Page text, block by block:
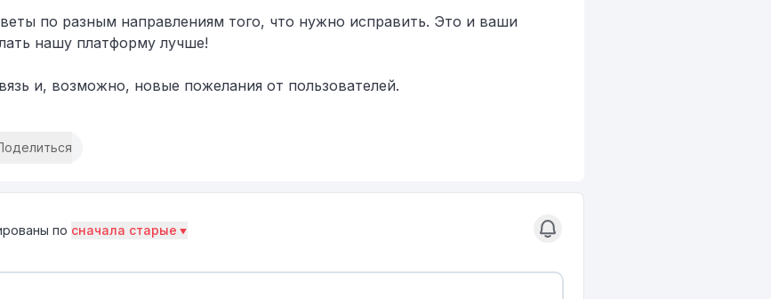
по разным направлениям того, что нужно исправить. Это и ваши
нашу платформу лучше!
и, возможно, новые пожелания от пользователей.
по сначала старые